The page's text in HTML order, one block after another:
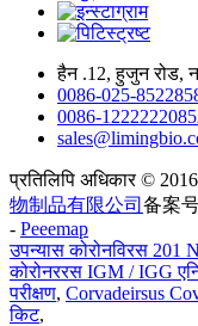
हैन .12, हुजुन रोड,
0086-025-
0086-
प्रतिलिपि अधिकार ©
物制品有限公司 备案
- Peeemap
उपन्यास कोरोनविरस 201
कोरोनररस IGM / IGG
परीक्षण, Corvadeirsus
किट,